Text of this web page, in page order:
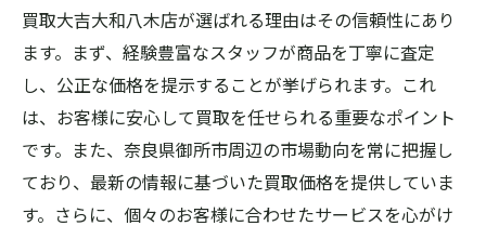
買取大吉大和八木店で手持ちの品を最大限に評
価する方法
品物の価値を引き出す秘訣
御所市での査定を成功させるポイント
買取大吉大和八木店での査定プロセスとは
高額買取を目指すための評価方法
買取大吉大和八木店が選ばれる理由はその信頼性にあり
ます。まず、経験豊富なスタッフが商品を丁寧に査定
し、公正な価格を提示することが挙げられます。これ
は、お客様に安心して買取を任せられる重要なポイント
です。また、奈良県御所市周辺の市場動向を常に把握し
ており、最新の情報に基づいた買取価格を提供していま
す。さらに、個々のお客様に合わせたサービスを心がけ